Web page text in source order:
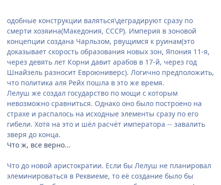
одобные конструкции валяться\деградируют сразу по
смерти хозяина(Македония, СССР). Империя в зоновой
концепции создана Чарльзом, рвущимся к руинам(это
доказывает скорость образования новых зон, Япония 11-я,
через девять лет Корни давит арабов в 17-й, через год
Шнайзель разносит Евроюниверс). Логично предположить,
что политика аля Рейх пошла в это же время.
Лелуш же создал государство по мощи с которым
невозможно сравниться. Однако оно было построено на
страхе и распалось на исходные элементы сразу по его
гибели. Хотя на это и шёл расчёт императора -- завалить
зверя до конца.
Что ж, все верно...
Что до новой аристократии. Если бы Лелуш не планировал
элеминироваться в Реквиеме, то её создание было бы